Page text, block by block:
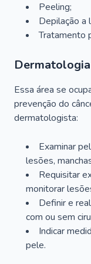
Peeling;
Depilação a
Tratamento
Essa área se
prevenção do
dermatologista:
Examinar
lesões,
Requisitar
monitorar
Definir e
com ou sem
Indicar
pele.